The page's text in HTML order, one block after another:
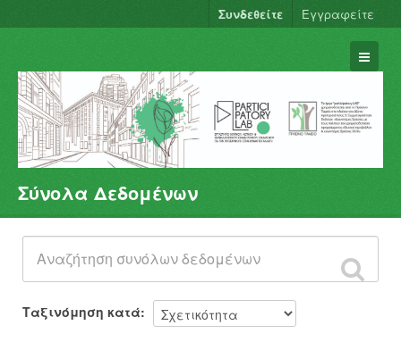
Συνδεθείτε Εγγραφείτε
Σύνολα Δεδομένων
Φορείς
Ομάδες
Σχετικά
Σύνολα Δεδομένων
Ταξινόμηση κατά